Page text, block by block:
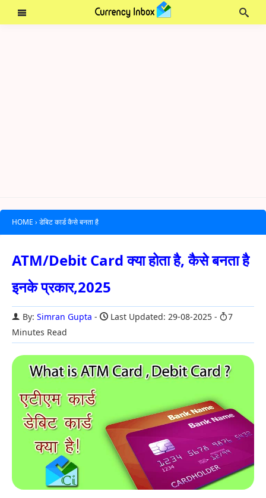
HOME › डेबिट कार्ड कैसे बनता है
ATM/Debit Card क्या होता है, कैसे बनता है
इनके प्रकार,2025
By: Simran Gupta Last Updated: 29-08-2025
7
Minutes Read